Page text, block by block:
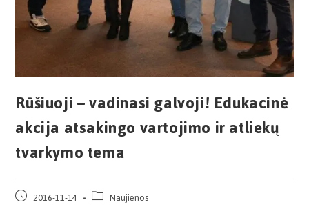
Rūšiuoji – vadinasi galvoji! Edukacinė
akcija atsakingo vartojimo ir atliekų
tvarkymo tema
2016-11-14 Naujienos